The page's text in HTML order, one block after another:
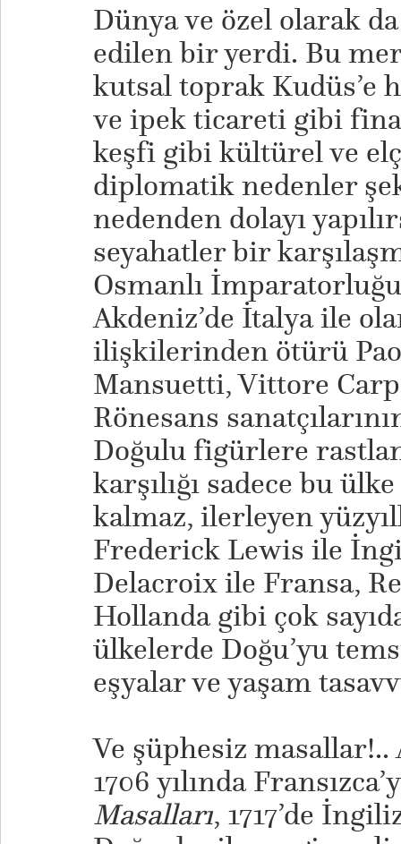
Dünya ve özel olarak
edilen bir yerdi. Bu
kutsal toprak Kudüs’e
ve ipek ticareti gibi
keşfi gibi kültürel ve
diplomatik nedenler
nedenden dolayı
seyahatler bir
Osmanlı
Akdeniz’de İtalya ile
ilişkilerinden ötürü
Mansuetti, Vittore
Rönesans
Doğulu figürlere
karşılığı sadece bu
kalmaz, ilerleyen
Frederick Lewis ile
Delacroix ile Fransa,
Hollanda gibi çok
ülkelerde Doğu’yu
eşyalar ve yaşam
Ve şüphesiz masallar!..
1706 yılında
Masalları, 1717’de